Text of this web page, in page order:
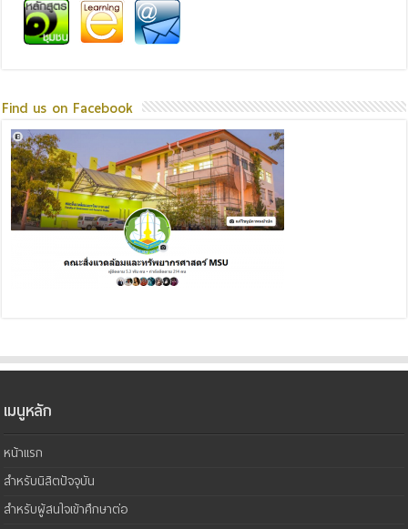
Find us on Facebook
เมนูหลัก
หน้าแรก
สำหรับนิสิตปัจจุบัน
สำหรับผู้สนใจเข้าศึกษาต่อ